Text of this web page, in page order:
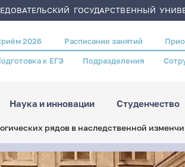
ГОСУДАРСТВЕННЫЙ
2026 Расписание занятий
к ЕГЭ Подразделения
Наука и инновации Студенчество
рядов в наследственной